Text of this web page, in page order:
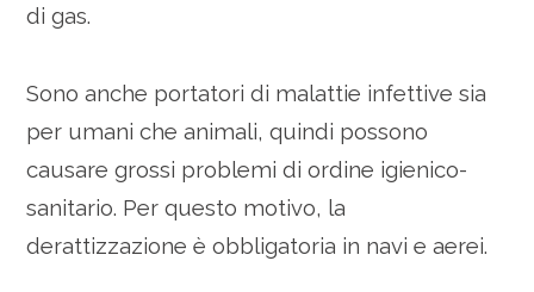
di gas.
Sono anche portatori di malattie infettive sia
per umani che animali, quindi possono
causare grossi problemi di ordine igienico-
sanitario. Per questo motivo, la
derattizzazione è obbligatoria in navi e aerei.